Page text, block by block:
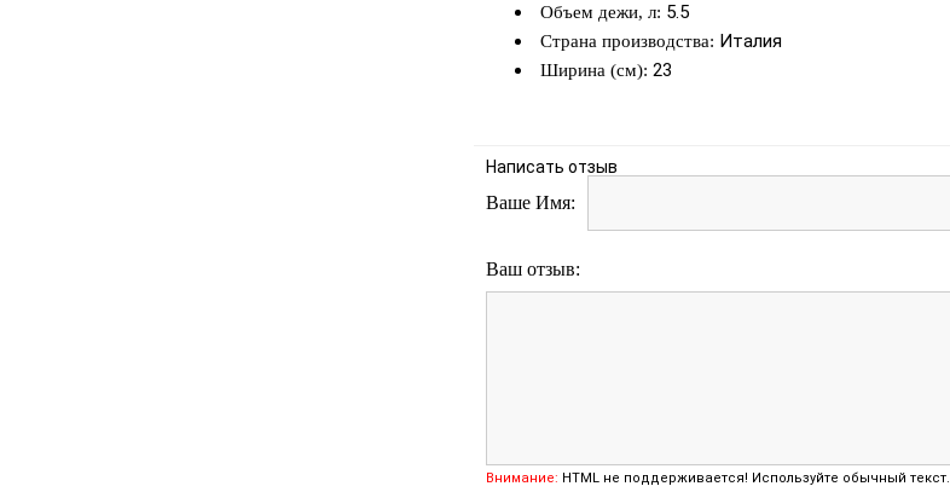
Объем дежи, л: 5.5
Страна производства: Италия
Ширина (см): 23
Написать отзыв
Ваше Имя:
Ваш отзыв:
Внимание: HTML не поддерживается! Используйте обычный текст.